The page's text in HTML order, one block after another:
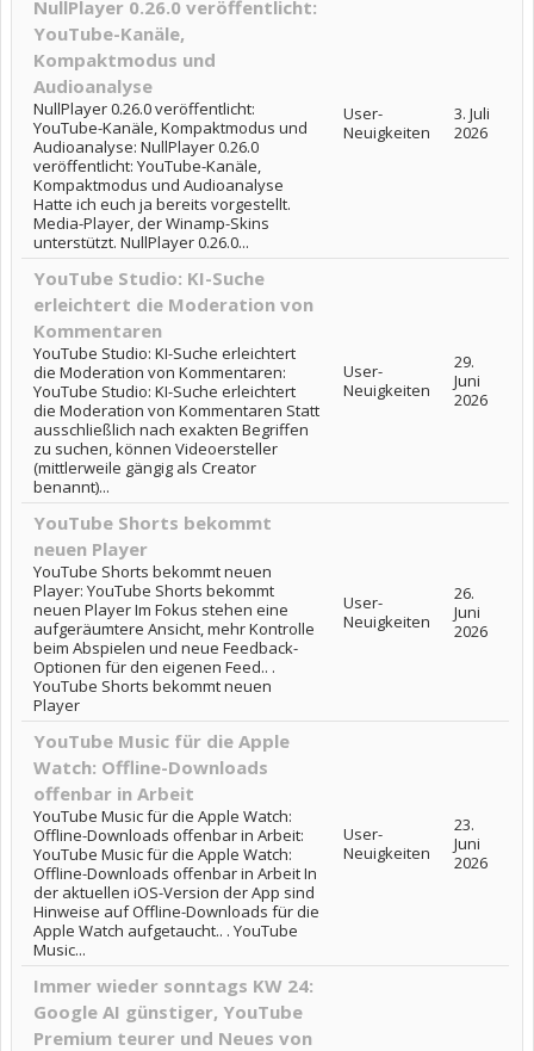
NullPlayer 0.26.0 veröffentlicht:
YouTube-Kanäle,
Kompaktmodus und
Audioanalyse
NullPlayer 0.26.0 veröffentlicht:
YouTube-Kanäle, Kompaktmodus und
Audioanalyse: NullPlayer 0.26.0
veröffentlicht: YouTube-Kanäle,
Kompaktmodus und Audioanalyse
Hatte ich euch ja bereits vorgestellt.
Media-Player, der Winamp-Skins
unterstützt. NullPlayer 0.26.0...
User-
Neuigkeiten
3. Juli
2026
YouTube Studio: KI-Suche
erleichtert die Moderation von
Kommentaren
YouTube Studio: KI-Suche erleichtert
die Moderation von Kommentaren:
YouTube Studio: KI-Suche erleichtert
die Moderation von Kommentaren Statt
ausschließlich nach exakten Begriffen
zu suchen, können Videoersteller
(mittlerweile gängig als Creator
benannt)...
User-
Neuigkeiten
29.
Juni
2026
YouTube Shorts bekommt
neuen Player
YouTube Shorts bekommt neuen
Player: YouTube Shorts bekommt
neuen Player Im Fokus stehen eine
aufgeräumtere Ansicht, mehr Kontrolle
beim Abspielen und neue Feedback-
Optionen für den eigenen Feed.. .
YouTube Shorts bekommt neuen
Player
User-
Neuigkeiten
26.
Juni
2026
YouTube Music für die Apple
Watch: Offline-Downloads
offenbar in Arbeit
YouTube Music für die Apple Watch:
Offline-Downloads offenbar in Arbeit:
YouTube Music für die Apple Watch:
Offline-Downloads offenbar in Arbeit In
der aktuellen iOS-Version der App sind
Hinweise auf Offline-Downloads für die
Apple Watch aufgetaucht.. . YouTube
Music...
User-
Neuigkeiten
23.
Juni
2026
Immer wieder sonntags KW 24:
Google AI günstiger, YouTube
Premium teurer und Neues von